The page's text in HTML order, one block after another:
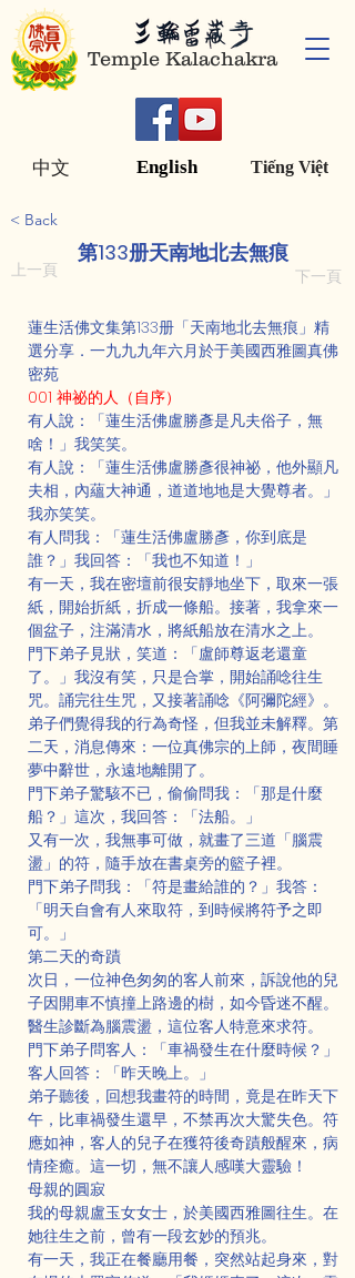
Temple Kalachakra
English Tiếng Việt
中文
< Back
第133册天南地北去無痕
上一頁 下一頁
蓮生活佛文集第133册「天南地北去無痕」精
選分享．一九九九年六月於于美國西雅圖真佛
密苑
001 神祕的人（自序）
有人說：「蓮生活佛盧勝彥是凡夫俗子，無
啥！」我笑笑。
有人說：「蓮生活佛盧勝彥很神祕，他外顯凡
夫相，內蘊大神通，道道地地是大覺尊者。」
我亦笑笑。
有人問我：「蓮生活佛盧勝彥，你到底是
誰？」我回答：「我也不知道！」
有一天，我在密壇前很安靜地坐下，取來一張
紙，開始折紙，折成一條船。接著，我拿來一
個盆子，注滿清水，將紙船放在清水之上。
門下弟子見狀，笑道：「盧師尊返老還童
了。」我沒有笑，只是合掌，開始誦唸往生
咒。誦完往生咒，又接著誦唸《阿彌陀經》。
弟子們覺得我的行為奇怪，但我並未解釋。第
二天，消息傳來：一位真佛宗的上師，夜間睡
夢中辭世，永遠地離開了。
門下弟子驚駭不已，偷偷問我：「那是什麼
船？」這次，我回答：「法船。」
又有一次，我無事可做，就畫了三道「腦震
盪」的符，隨手放在書桌旁的籃子裡。
門下弟子問我：「符是畫給誰的？」我答：
「明天自會有人來取符，到時候將符予之即
可。」
第二天的奇蹟
次日，一位神色匆匆的客人前來，訴說他的兒
子因開車不慎撞上路邊的樹，如今昏迷不醒。
醫生診斷為腦震盪，這位客人特意來求符。
門下弟子問客人：「車禍發生在什麼時候？」
客人回答：「昨天晚上。」
弟子聽後，回想我畫符的時間，竟是在昨天下
午，比車禍發生還早，不禁再次大驚失色。符
應如神，客人的兒子在獲符後奇蹟般醒來，病
情痊癒。這一切，無不讓人感嘆大靈驗！
母親的圓寂
我的母親盧玉女女士，於美國西雅圖往生。在
她往生之前，曾有一段玄妙的預兆。
有一天，我正在餐廳用餐，突然站起身來，對